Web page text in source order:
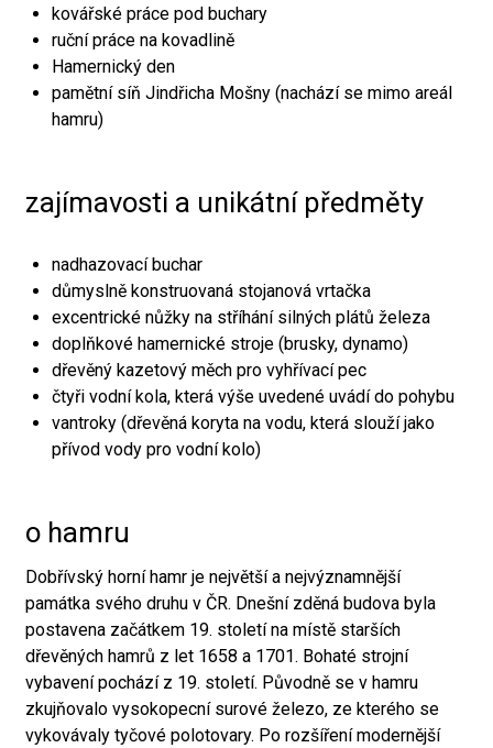
kovářské práce pod buchary
ruční práce na kovadlině
Hamernický den
pamětní síň Jindřicha Mošny (nachází se mimo areál
hamru)
zajímavosti a unikátní předměty
nadhazovací buchar
důmyslně konstruovaná stojanová vrtačka
excentrické nůžky na stříhání silných plátů železa
doplňkové hamernické stroje (brusky, dynamo)
dřevěný kazetový měch pro vyhřívací pec
čtyři vodní kola, která výše uvedené uvádí do pohybu
vantroky (dřevěná koryta na vodu, která slouží jako
přívod vody pro vodní kolo)
o hamru
Dobřívský horní hamr je největší a nejvýznamnější
památka svého druhu v ČR. Dnešní zděná budova byla
postavena začátkem 19. století na místě starších
dřevěných hamrů z let 1658 a 1701. Bohaté strojní
vybavení pochází z 19. století. Původně se v hamru
zkujňovalo vysokopecní surové železo, ze kterého se
vykovávaly tyčové polotovary. Po rozšíření modernější